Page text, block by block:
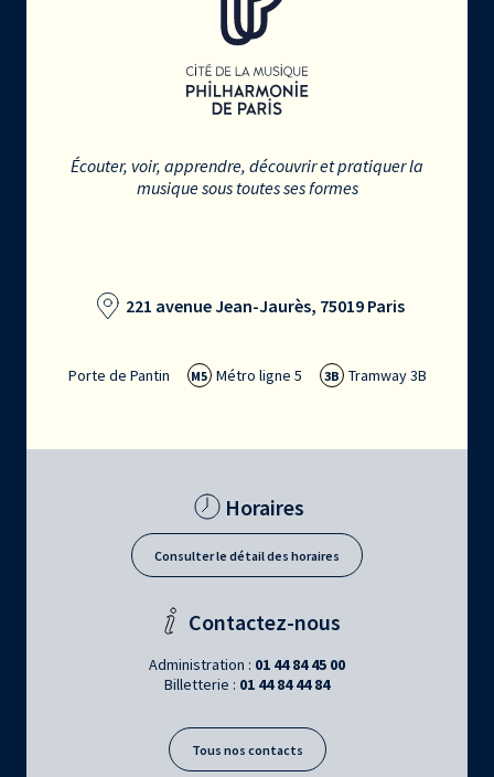
Écouter, voir, apprendre, découvrir et pratiquer la
musique sous toutes ses formes
221 avenue Jean-Jaurès, 75019 Paris
Porte de Pantin M5 Métro ligne 5 3B Tramway 3B
Horaires
Consulter le détail des horaires
Contactez-nous
Administration : 01 44 84 45 00
Billetterie : 01 44 84 44 84
Tous nos contacts